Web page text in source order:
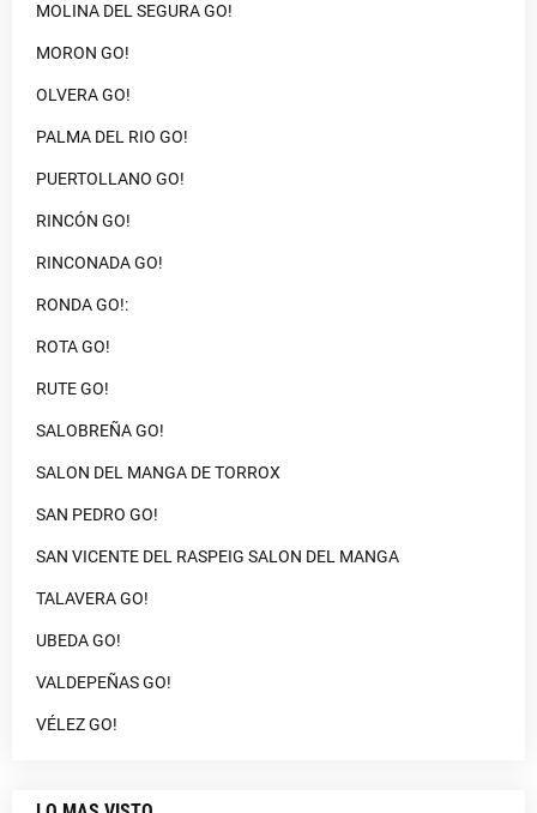
MOLINA DEL SEGURA GO!
MORON GO!
OLVERA GO!
PALMA DEL RIO GO!
PUERTOLLANO GO!
RINCÓN GO!
RINCONADA GO!
RONDA GO!:
ROTA GO!
RUTE GO!
SALOBREÑA GO!
SALON DEL MANGA DE TORROX
SAN PEDRO GO!
SAN VICENTE DEL RASPEIG SALON DEL MANGA
TALAVERA GO!
UBEDA GO!
VALDEPEÑAS GO!
VÉLEZ GO!